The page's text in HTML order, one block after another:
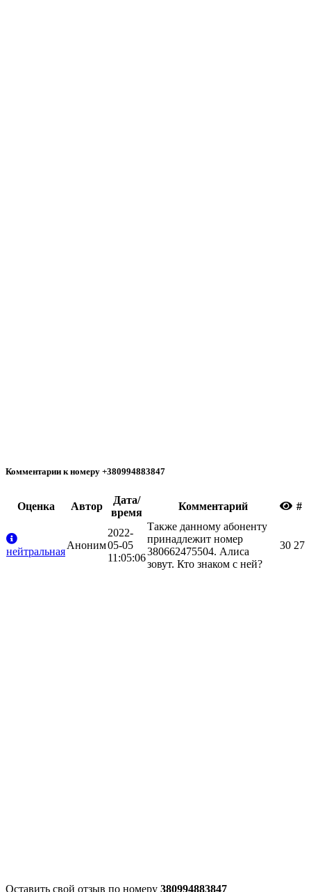
Комментарии к номеру +380994883847
Oценка Автор
Дата/
время
Комментарий #
нейтральная
Аноним
2022-
05-05
11:05:06
Также данному абоненту
принадлежит номер
380662475504. Алиса
зовут. Кто знаком с ней?
30 27
Оставить свой отзыв по номеру 380994883847